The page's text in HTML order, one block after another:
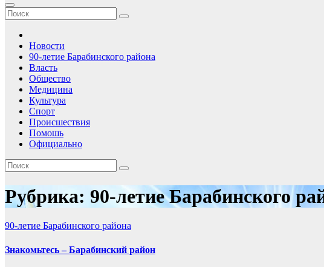
Новости
90-летие Барабинского района
Власть
Общество
Медицина
Культура
Спорт
Происшествия
Помошь
Официально
Рубрика: 90-летие Барабинского
90-летие Барабинского района
Знакомьтесь – Барабинский район